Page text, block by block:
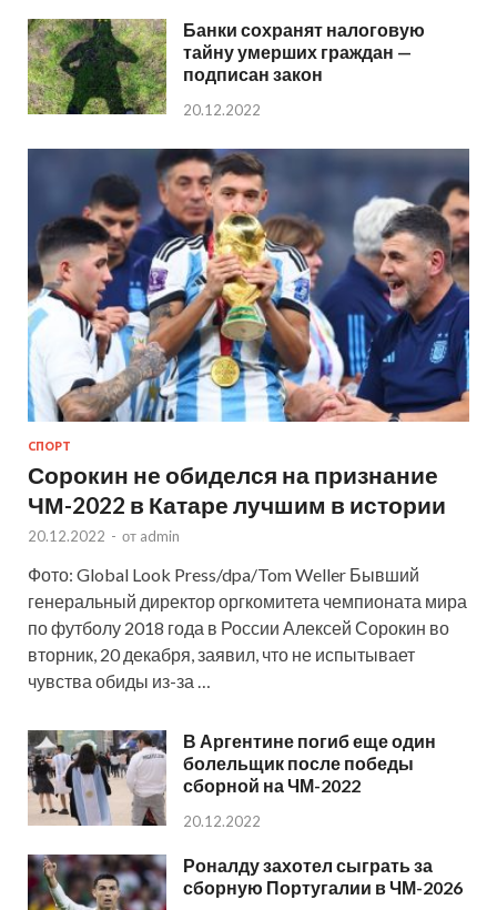
Банки сохранят налоговую
тайну умерших граждан —
подписан закон
20.12.2022
СПОРТ
Сорокин не обиделся на признание
ЧМ-2022 в Катаре лучшим в истории
20.12.2022 - от admin
Фото: Global Look Press/dpa/Tom Weller Бывший
генеральный директор оргкомитета чемпионата мира
по футболу 2018 года в России Алексей Сорокин во
вторник, 20 декабря, заявил, что не испытывает
чувства обиды из-за …
В Аргентине погиб еще один
болельщик после победы
сборной на ЧМ-2022
20.12.2022
Роналду захотел сыграть за
сборную Португалии в ЧМ-2026